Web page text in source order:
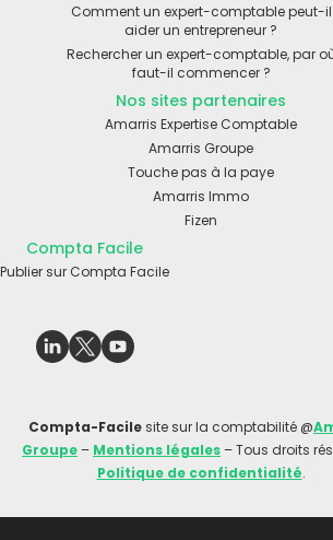
Comment un expert-comptable peut-il
aider un entrepreneur ?
Rechercher un expert-comptable, par
faut-il commencer ?
Nos sites partenaires
Amarris Expertise Comptable
Amarris Groupe
Touche pas à la paye
Amarris Immo
Fizen
Compta Facile
Publier sur Compta Facile
Compta-Facilesite sur la comptabilité @
Groupe – Mentions légales – Tous droits
Politique de confidentialité.